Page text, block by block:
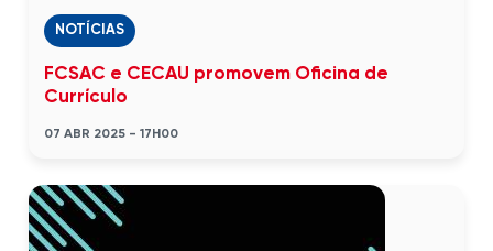
NOTÍCIAS
FCSAC e CECAU promovem Oficina de
Currículo
07 ABR 2025 - 17H00